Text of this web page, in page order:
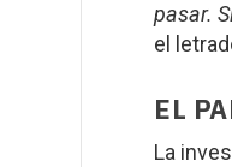
pasar.
el
EL
La